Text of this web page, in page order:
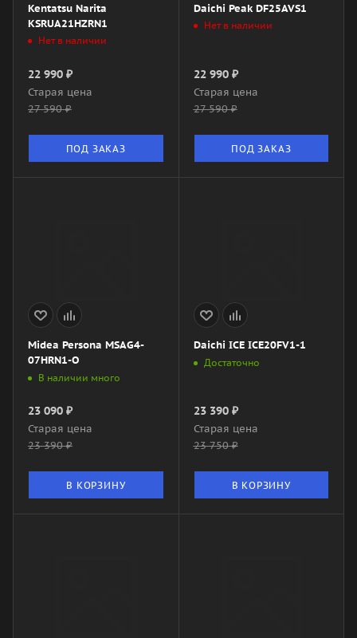
Kentatsu Narita
KSRUA21HZRN1
Нет в наличии
22 990 ₽
Старая цена
27 590₽
ПОД ЗАКАЗ
Daichi Peak DF25AVS1
Нет в наличии
22 990₽
Старая цена
27 590₽
ПОД ЗАКАЗ
Midea Persona MSAG4-
07HRN1-O
В наличии много
23 090 ₽
Старая цена
23 390₽
В КОРЗИНУ
Daichi ICE ICE20FV1-1
Достаточно
23 390₽
Старая цена
23 750₽
В КОРЗИНУ